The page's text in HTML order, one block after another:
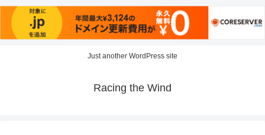
Just another WordPress site
Racing the Wind